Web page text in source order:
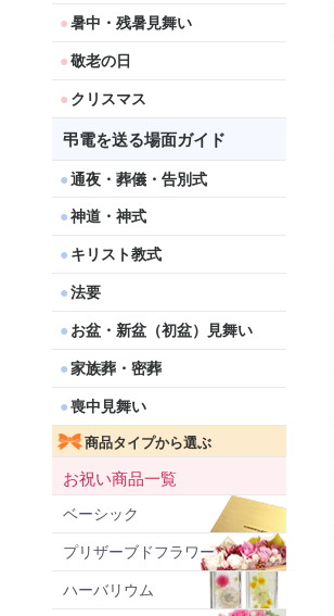
暑中・残暑見舞い
敬老の日
クリスマス
弔電を送る場面ガイド
通夜・葬儀・告別式
神道・神式
キリスト教式
法要
お盆・新盆（初盆）見舞い
家族葬・密葬
喪中見舞い
商品タイプから選ぶ
お祝い商品一覧
ベーシック
プリザーブドフラワー
ハーバリウム